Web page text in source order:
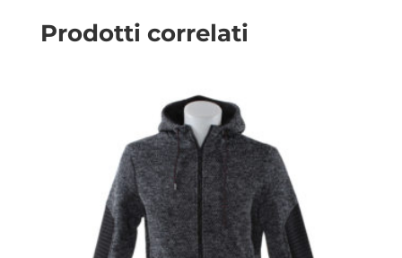
Prodotti correlati